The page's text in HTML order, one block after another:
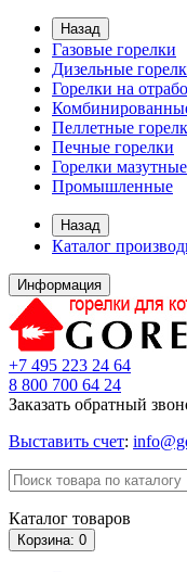
Назад
Газовые горелки
Дизельные
Горелки на
Пеллетные
Печные горелки
Горелки мазутные
Промышленные
Назад
Каталог
Информация
+7 495 223 24 64
8 800 700 64 24
Заказать обратный
Выставить счет:
Каталог товаров
Корзина: 0